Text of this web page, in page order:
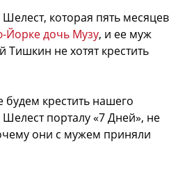
которая пять месяцев
Йорке дочь Музу, и ее муж
Тишкин не хотят крестить
крестить нашего
Шелест порталу «7 Дней», не
они с мужем приняли